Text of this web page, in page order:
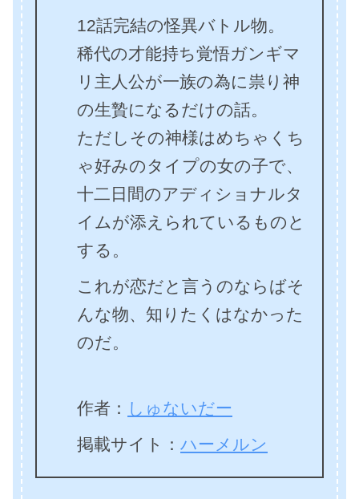
12話完結の怪異バトル物。
稀代の才能持ち覚悟ガンギマ
リ主人公が一族の為に祟り神
の生贄になるだけの話。
ただしその神様はめちゃくち
ゃ好みのタイプの女の子で、
十二日間のアディショナルタ
イムが添えられているものと
する。
これが恋だと言うのならばそ
んな物、知りたくはなかった
のだ。
作者： しゅないだー
掲載サイト： ハーメルン